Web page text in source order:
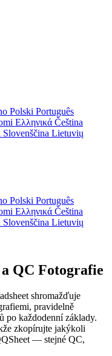
Polski Português
Ελληνικά Čeština
Slovenščina Lietuvių
Polski Português
Ελληνικά Čeština
Slovenščina Lietuvių
QC Fotografie
shromažďuje
pravidelně
po každodenní základy.
zkopírujte jakýkoli
— stejné QC,